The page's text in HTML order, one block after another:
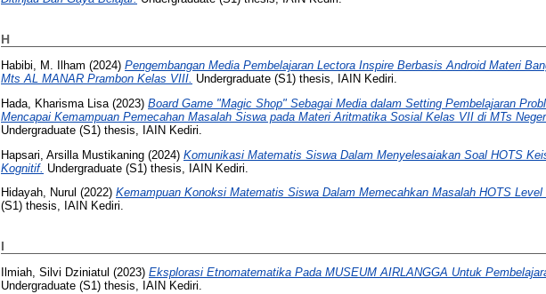
H
Habibi, M. Ilham (2024) Pengembangan Media Pembelajaran Lectora Inspire Berbasis Android Materi
Mts AL MANAR Prambon Kelas VIII. Undergraduate (S1) thesis, IAIN Kediri.
Hada, Kharisma Lisa (2023) Board Game "Magic Shop" Sebagai Media dalam Setting Pembelajaran
Mencapai Kemampuan Pemecahan Masalah Siswa pada Materi Aritmatika Sosial Kelas VII di MTs
Undergraduate (S1) thesis, IAIN Kediri.
Hapsari, Arsilla Mustikaning (2024) Komunikasi Matematis Siswa Dalam Menyelesaiakan Soal HOTS
Kognitif. Undergraduate (S1) thesis, IAIN Kediri.
Hidayah, Nurul (2022) Kemampuan Konoksi Matematis Siswa Dalam Memecahkan Masalah HOTS Level
(S1) thesis, IAIN Kediri.
I
Ilmiah, Silvi Dziniatul (2023) Eksplorasi Etnomatematika Pada MUSEUM AIRLANGGA Untuk
Undergraduate (S1) thesis, IAIN Kediri.